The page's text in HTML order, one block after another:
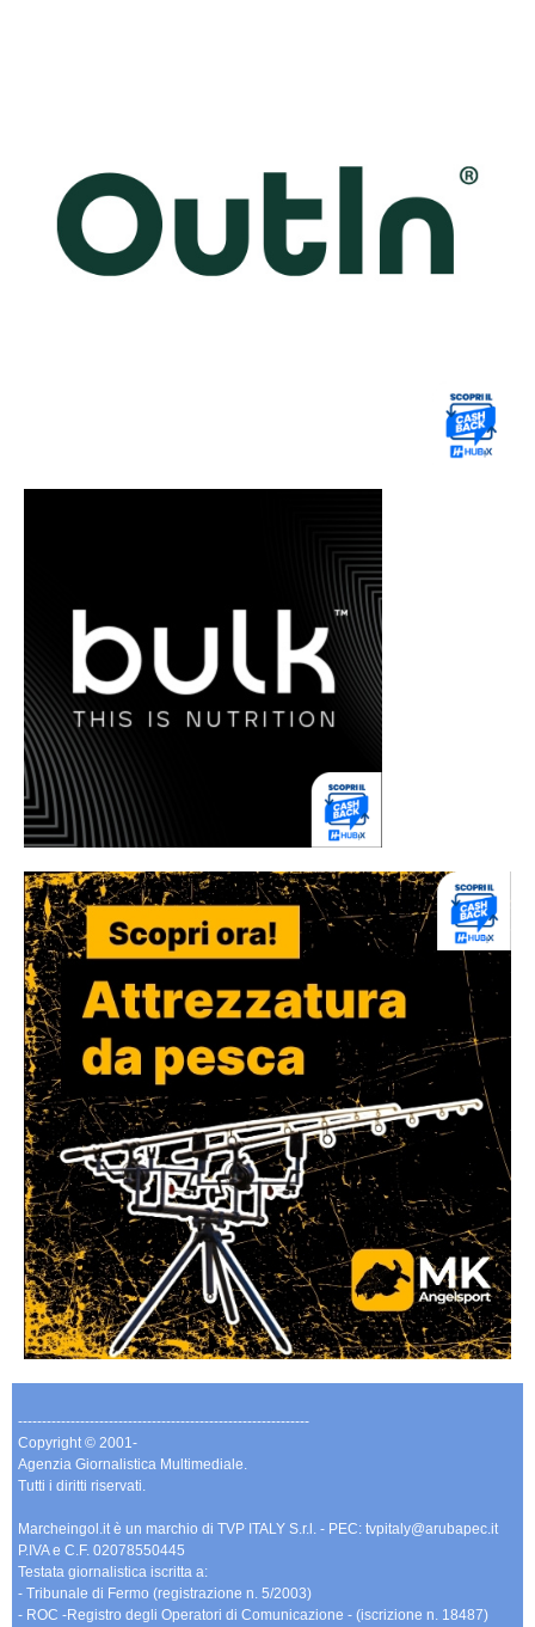
-------------------------------------------------------------
Copyright © 2001-
Agenzia Giornalistica Multimediale.
Tutti i diritti riservati.
Marcheingol.it è un marchio di TVP ITALY S.r.l. - PEC: tvpitaly@arubapec.it
P.IVA e C.F. 02078550445
Testata giornalistica iscritta a:
- Tribunale di Fermo (registrazione n. 5/2003)
- ROC -Registro degli Operatori di Comunicazione - (iscrizione n. 18487)